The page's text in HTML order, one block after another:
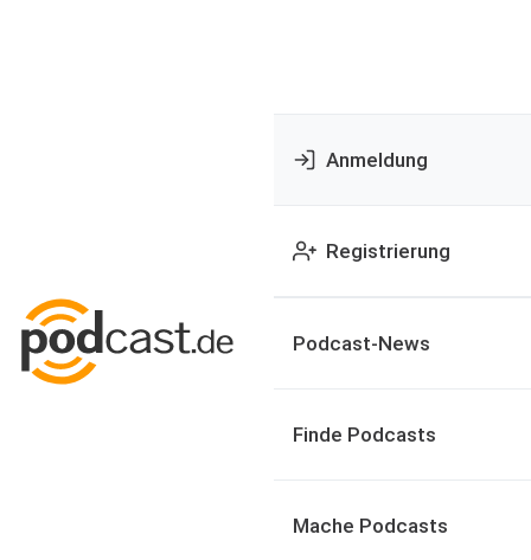
Anmeldung
Registrierung
Podcast-News
Finde Podcasts
Mache Podcasts